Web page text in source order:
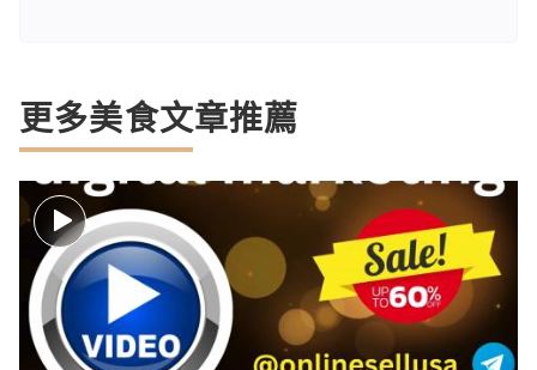
更多美食文章推薦